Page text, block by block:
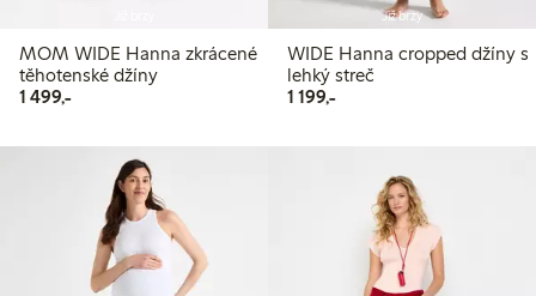
MOM WIDE Hanna zkrácené
těhotenské džíny
1 499,-1 499,00 Kč
Již brzy
WIDE Hanna cropped džíny s
lehký streč
1 199,-1 199,00 Kč